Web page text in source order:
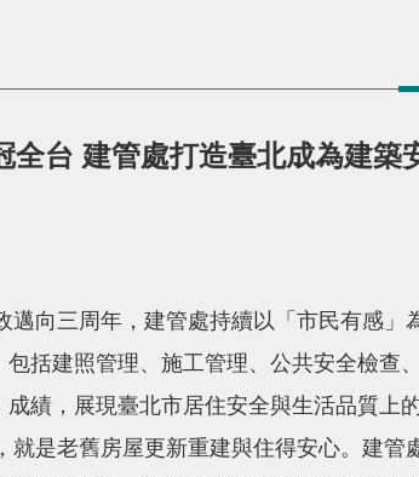
全台 建管處打造臺北成為建築
三周年，建管處持續以「市民有感」
括建照管理、施工管理、公共安全檢查
績，展現臺北市居住安全與生活品質上的
老舊房屋更新重建與住得安心。建管